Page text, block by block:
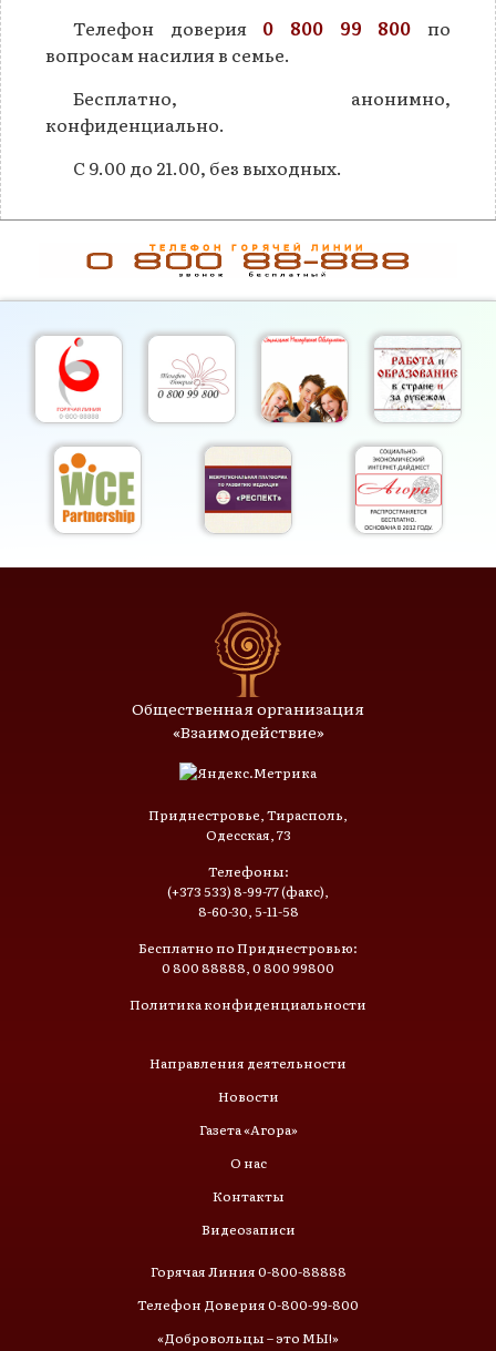
Телефон доверия 0 800 99 800по
вопросам насилия в семье.
Бесплатно, анонимно,
конфиденциально.
С 9.00 до 21.00, без выходных.
Общественная организация
«Взаимодействие»
Приднестровье, Тирасполь,
Одесская, 73
Телефоны:
(+373 533) 8-99-77 (факс),
8-60-30, 5-11-58
Бесплатно по Приднестровью:
0 800 88888, 0 800 99800
Политика конфиденциальности
Направления деятельности
Новости
Газета «Агора»
О нас
Контакты
Видеозаписи
Горячая Линия 0-800-88888
Телефон Доверия 0-800-99-800
«Добровольцы – это МЫ!»